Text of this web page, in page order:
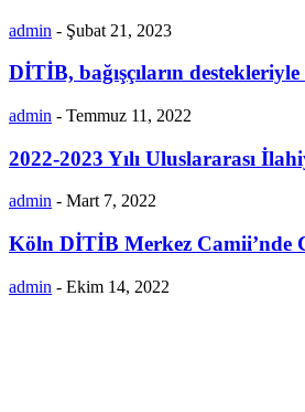
admin - Şubat 21, 2023
DİTİB, bağışçıların
admin - Temmuz 11, 2022
2022-2023 Yılı Uluslararası
admin - Mart 7, 2022
Köln DİTİB Merkez Camii’nde
admin - Ekim 14, 2022